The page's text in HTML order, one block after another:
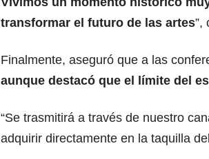
transformar el futuro de las artes”,
Finalmente, aseguró que a las
aunque destacó que el límite del
“Se trasmitirá a través de nuestro
adquirir directamente en la taquilla